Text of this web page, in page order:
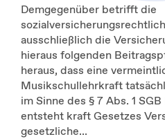
Demgegenüber betrifft die
ausschließlich die
hieraus folgenden
heraus, dass eine
Musikschullehrkraft
im Sinne des § 7 Abs. 1
entsteht kraft Gesetzes
gesetzliche...